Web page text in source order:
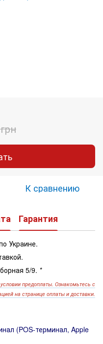
К сравнению
Гарантия
Украине.
5/9. *
предоплаты. Ознакомьтесь с
на странице оплаты и доставки.
(POS-терминал, Apple